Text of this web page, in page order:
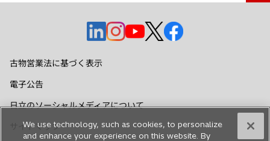
新
し
で
く
新
で
く
新
し
く
新
し
く
新
く
古物営業法に基づく表示
電子公告
日立のソーシャルメディアについて
サイトマップ
We use technology, such as cookies, to personalize
and enhance your experience on this website. By